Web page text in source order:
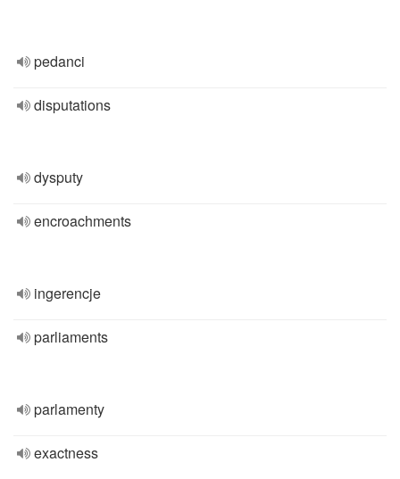
pedanci
disputations
dysputy
encroachments
ingerencje
parliaments
parlamenty
exactness